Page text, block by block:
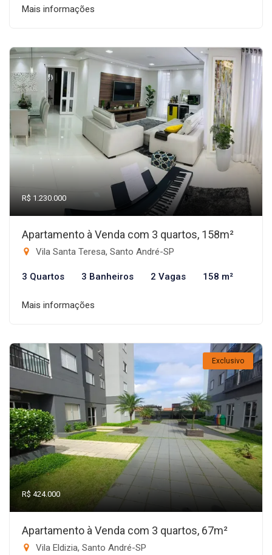
Mais informações
R$ 1.230.000
Apartamento à Venda com 3 quartos, 158m²
Vila Santa Teresa, Santo André-SP
3 Quartos 3 Banheiros 2 Vagas 158 m²
Mais informações
Exclusivo
R$ 424.000
Apartamento à Venda com 3 quartos, 67m²
Vila Eldizia, Santo André-SP